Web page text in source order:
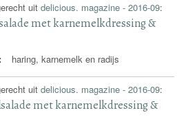
uitdelicious. magazine - 2016-09:
met karnemelkdressing &
haring, karnemelk en radijs
uitdelicious. magazine - 2016-09:
met karnemelkdressing &